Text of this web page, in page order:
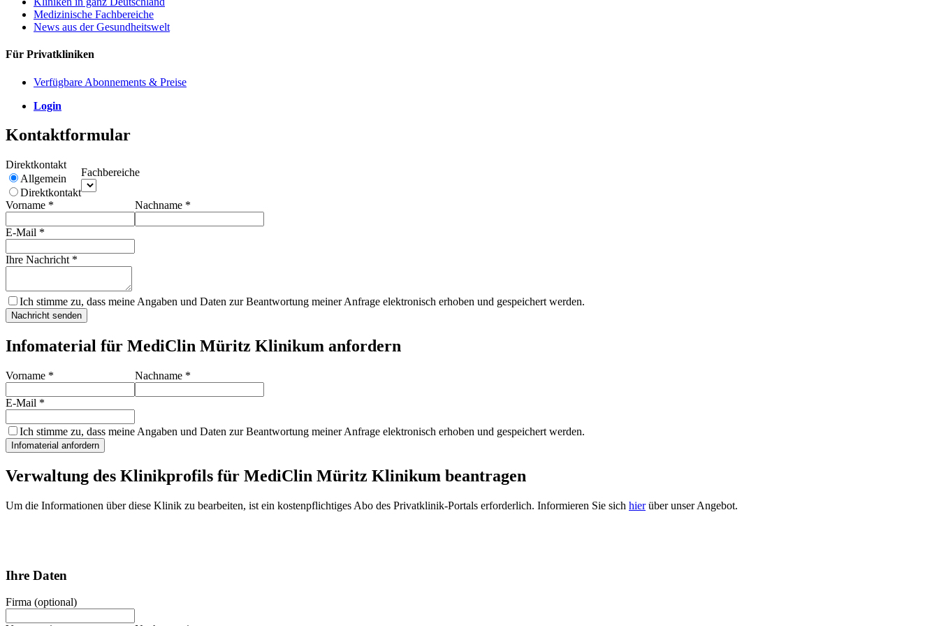
Medizinische Fachbereiche
News aus der Gesundheitswelt
Für Privatkliniken
Verfügbare Abonnements & Preise
Login
Kontaktformular
Direktkontakt
Allgemein
Direktkontakt
Fachbereiche
Vorname * Nachname *
E-Mail *
Ihre Nachricht *
Ich stimme zu, dass meine Angaben und Daten zur Beantwortung meiner Anfrage elektronisch erhoben und gespeichert werden.
Nachricht senden
Infomaterial für MediClin Müritz Klinikum anfordern
Vorname * Nachname *
E-Mail *
Ich stimme zu, dass meine Angaben und Daten zur Beantwortung meiner Anfrage elektronisch erhoben und gespeichert werden.
Infomaterial anfordern
Verwaltung des Klinikprofils für MediClin Müritz Klinikum beantragen
Um die Informationen über diese Klinik zu bearbeiten, ist ein kostenpflichtiges Abo des Privatklinik-Portals erforderlich. Informieren Sie sich hierüber unser Angebot.
Ihre Daten
Firma (optional)